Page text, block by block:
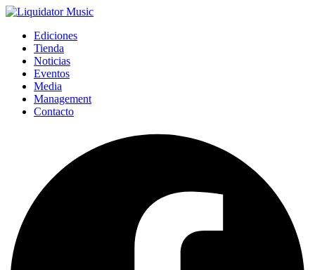
Ediciones
Tienda
Noticias
Eventos
Media
Management
Contacto